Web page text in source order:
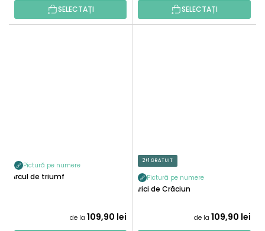
SELECTAȚI SELECTAȚI
Pictură pe numere
Arcul de triumf
de la 109,90 lei
2+1 GRATUIT
Pictură pe numere
Arici de Crăciun
de la 109,90 lei